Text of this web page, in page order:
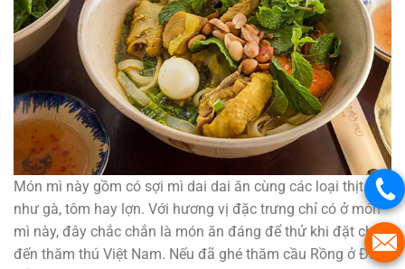
Món mì này gồm có sợi mì dai dai ăn cùng các loại thịt
như gà, tôm hay lợn. Với hương vị đặc trưng chỉ có ở món
mì này, đây chắc chắn là món ăn đáng để thử khi đặt chân
đến thăm thú Việt Nam. Nếu đã ghé thăm cầu Rồng ở Đà